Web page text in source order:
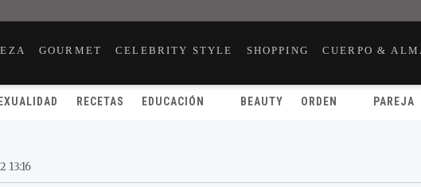
GOURMET CELEBRITY STYLE SHOPPING CUERPO &
RECETAS EDUCACIÓN BEAUTY ORDEN PAREJA
13:16